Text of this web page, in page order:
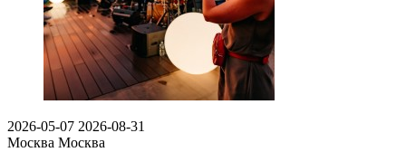
2026-05-07 2026-08-31
Москва Москва